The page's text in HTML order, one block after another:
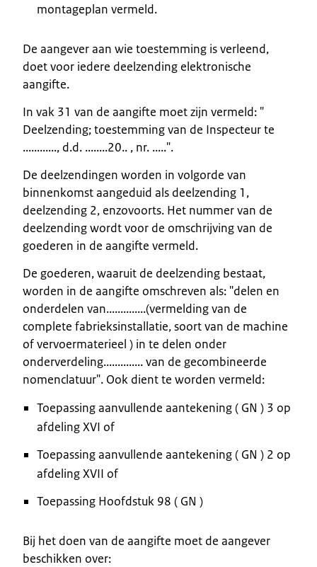
montageplan vermeld.
De aangever aan wie toestemming is verleend,
doet voor iedere deelzending elektronische
aangifte.
In vak 31 van de aangifte moet zijn vermeld: "
Deelzending; toestemming van de Inspecteur te
............, d.d. ........20.. , nr. .....".
De deelzendingen worden in volgorde van
binnenkomst aangeduid als deelzending 1,
deelzending 2, enzovoorts. Het nummer van de
deelzending wordt voor de omschrijving van de
goederen in de aangifte vermeld.
De goederen, waaruit de deelzending bestaat,
worden in de aangifte omschreven als: "delen en
onderdelen van..............(vermelding van de
complete fabrieksinstallatie, soort van de machine
of vervoermaterieel ) in te delen onder
onderverdeling.............. van de gecombineerde
nomenclatuur". Ook dient te worden vermeld:
Toepassing aanvullende aantekening ( GN ) 3 op
afdeling XVI of
Toepassing aanvullende aantekening ( GN ) 2 op
afdeling XVII of
Toepassing Hoofdstuk 98 ( GN )
Bij het doen van de aangifte moet de aangever
beschikken over: